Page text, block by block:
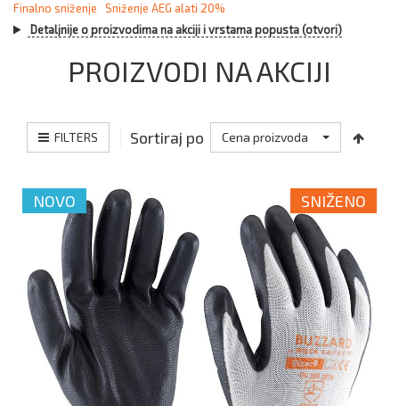
Finalno sniženje
Sniženje AEG alati 20%
Detaljnije o proizvodima na akciji i vrstama popusta (otvori)
PROIZVODI NA AKCIJI
FILTERS Sortiraj po Cena proizvoda
NOVO SNIŽENO